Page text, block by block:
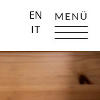
MENÜ
EN
IT